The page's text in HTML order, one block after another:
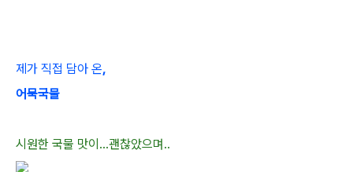
제가 직접 담아 온,
어묵국물
시원한 국물 맛이...괜찮았으며..